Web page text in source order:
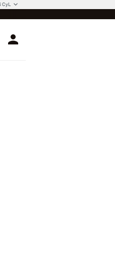
CyL
Login